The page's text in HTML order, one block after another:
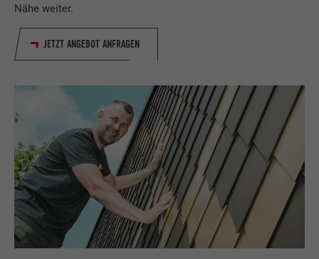
Nähe weiter.
JETZT ANGEBOT ANFRAGEN